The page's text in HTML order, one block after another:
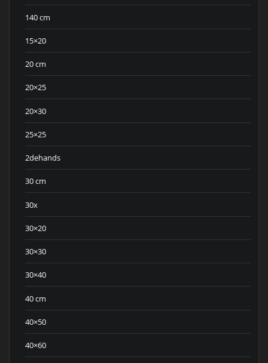
140 cm
15×20
20 cm
20×25
20×30
25×25
2dehands
30 cm
30x
30×20
30×30
30×40
40 cm
40×50
40×60